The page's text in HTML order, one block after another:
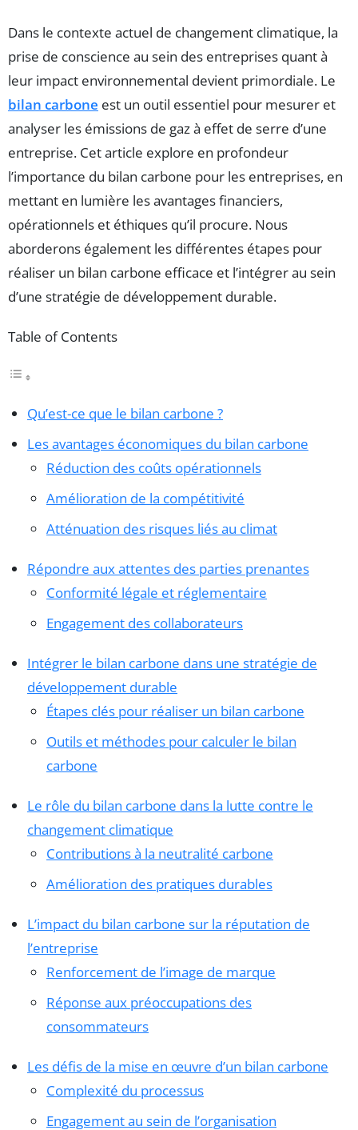
Dans le contexte actuel de changement climatique, la
prise de conscience au sein des entreprises quant à
leur impact environnemental devient primordiale. Le
bilan carbone est un outil essentiel pour mesurer et
analyser les émissions de gaz à effet de serre d’une
entreprise. Cet article explore en profondeur
l’importance du bilan carbone pour les entreprises, en
mettant en lumière les avantages financiers,
opérationnels et éthiques qu’il procure. Nous
aborderons également les différentes étapes pour
réaliser un bilan carbone efficace et l’intégrer au sein
d’une stratégie de développement durable.
Table of Contents
Qu’est-ce que le bilan carbone ?
Les avantages économiques du bilan carbone
Réduction des coûts opérationnels
Amélioration de la compétitivité
Atténuation des risques liés au climat
Répondre aux attentes des parties prenantes
Conformité légale et réglementaire
Engagement des collaborateurs
Intégrer le bilan carbone dans une stratégie de
développement durable
Étapes clés pour réaliser un bilan carbone
Outils et méthodes pour calculer le bilan
carbone
Le rôle du bilan carbone dans la lutte contre le
changement climatique
Contributions à la neutralité carbone
Amélioration des pratiques durables
L’impact du bilan carbone sur la réputation de
l’entreprise
Renforcement de l’image de marque
Réponse aux préoccupations des
consommateurs
Les défis de la mise en œuvre d’un bilan carbone
Complexité du processus
Engagement au sein de l’organisation